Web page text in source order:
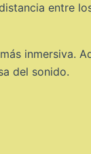
entre
inmersiva.
del sonido.